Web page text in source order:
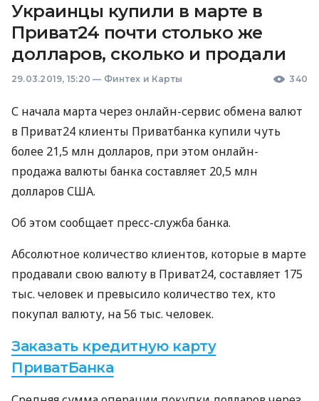
Украинцы купили в марте в
Приват24 почти столько же
долларов, сколько и продали
29.03.2019, 15:20 — Финтех и Карты 340
С начала марта через онлайн-сервис обмена валют
в Приват24 клиенты Приватбанка купили чуть
более 21,5 млн долларов, при этом онлайн-
продажа валюты банка составляет 20,5 млн
долларовСША.
Об этом сообщает пресс-служба банка.
Абсолютное количество клиентов, которые в марте
продавали свою валюту в Приват24, составляет 175
тыс. человек и превысило количество тех, кто
покупал валюту, на 56 тыс. человек.
Заказать кредитную карту
ПриватБанка